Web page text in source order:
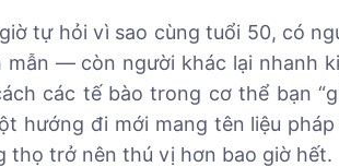
tự hỏi vì sao cùng tuổi 50, có
mẫn — còn người khác lại nhanh
các tế bào trong cơ thể bạn
hướng đi mới mang tên liệu
thọ trở nên thú vị hơn bao giờ hết.